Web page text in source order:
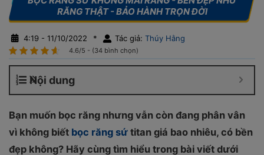
4:19 - 11/10/2022 * Tác giả: Thúy Hằng
4.6/5 - (34 bình chọn)
Nội dung
Bạn muốn bọc răng nhưng vẫn còn đang phân vân
vì không biết bọc răng sứ titan giá bao nhiêu, có bền
đẹp không? Hãy cùng tìm hiểu trong bài viết dưới